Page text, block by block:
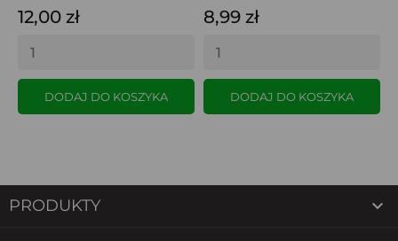
12,00 zł
DODAJ DO KOSZYKA
8,99 zł
DODAJ DO KOSZYKA
PRODUKTY 